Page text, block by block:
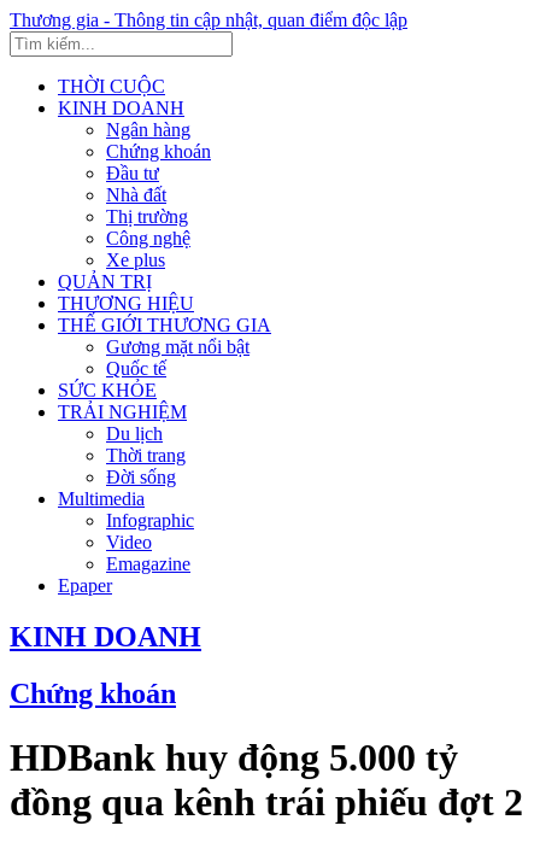
Thương gia - Thông tin cập nhật, quan điểm độc lập
THỜI CUỘC
KINH DOANH
Ngân hàng
Chứng khoán
Đầu tư
Nhà đất
Thị trường
Công nghệ
Xe plus
QUẢN TRỊ
THƯƠNG HIỆU
THẾ GIỚI THƯƠNG GIA
Gương mặt nổi bật
Quốc tế
SỨC KHỎE
TRẢI NGHIỆM
Du lịch
Thời trang
Đời sống
Multimedia
Infographic
Video
Emagazine
Epaper
KINH DOANH
Chứng khoán
HDBank huy động 5.000 tỷ
đồng qua kênh trái phiếu đợt 2